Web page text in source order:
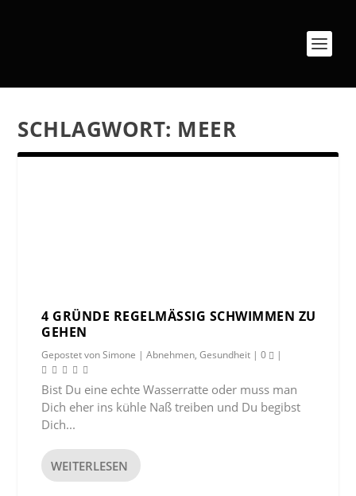
SCHLAGWORT: MEER
4 GRÜNDE REGELMÄSSIG SCHWIMMEN ZU G
EHEN
Gepostet vonSimone |Abnehmen,Gesundheit |0 |
Bist Du eine echte Wasserratte oder muss man
Dich eher ins kühle Naß treiben und Du begibst
Dich...
WEITERLESEN